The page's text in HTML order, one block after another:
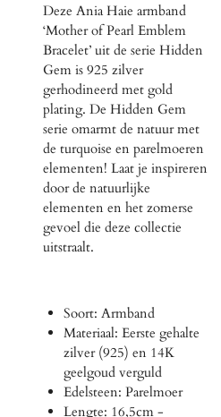
Deze Ania Haie armband
‘Mother of Pearl Emblem
Bracelet’ uit de serie Hidden
Gem is 925 zilver
gerhodineerd met gold
plating. De Hidden Gem
serie omarmt de natuur met
de turquoise en parelmoeren
elementen! Laat je inspireren
door de natuurlijke
elementen en het zomerse
gevoel die deze collectie
uitstraalt.
Soort: Armband
Materiaal: Eerste gehalte
zilver (925) en 14K
geelgoud verguld
Edelsteen: Parelmoer
Lengte: 16,5cm -